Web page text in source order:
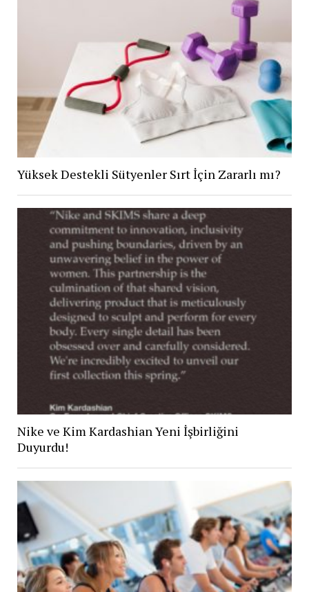
Yüksek Destekli Sütyenler Sırt İçin Zararlı mı?
Nike ve Kim Kardashian Yeni İşbirliğini
Duyurdu!